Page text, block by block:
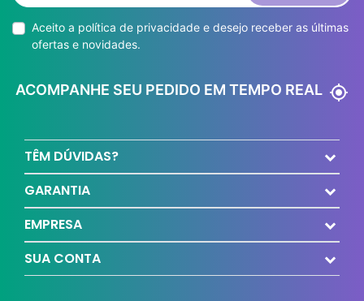
Aceito a política de privacidade e desejo receber as últimas
ofertas e novidades.
ACOMPANHE SEU PEDIDO EM TEMPO REAL my_location
TÊM DÚVIDAS?
GARANTIA
EMPRESA
SUA CONTA